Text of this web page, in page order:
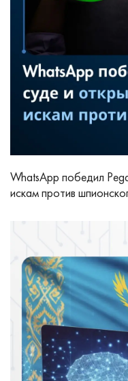
WhatsApp победил
искам против